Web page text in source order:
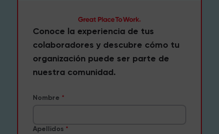
Conoce la experiencia de tus
colaboradores y descubre cómo tu
organización puede ser parte de
nuestra comunidad.
Nombre
Apellidos